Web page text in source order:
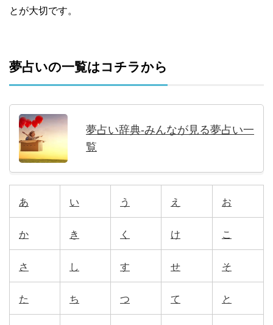
とが大切です。
夢占いの一覧はコチラから
夢占い辞典-みんなが見る夢占い一
覧
あ い う え お
か き く け こ
さ し す せ そ
た ち つ て と